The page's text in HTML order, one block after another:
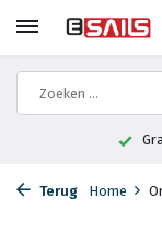
Terug Home